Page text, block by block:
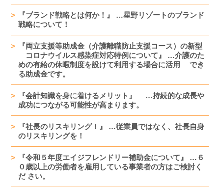
『ブランド戦略とは何か！』 …星野リゾートのブランド
戦略について！
『両立支援等助成金（介護離職防止支援コース）の新型
コロナウイルス感染症対応特例について』 …介護のた
めの有給の休暇制度を設けて利用する場合に活用 でき
る助成金です。
『会計知識を身に着けるメリット』 …持続的な成長や
成功につながる可能性が高まります。
『社長のリスキリング！』 …従業員ではなく、社長自身
のリスキリングを！
『令和５年度エイジフレンドリー補助金について』 …６
０歳以上の労働者を雇用している事業者の方はご検討く
だ さい。